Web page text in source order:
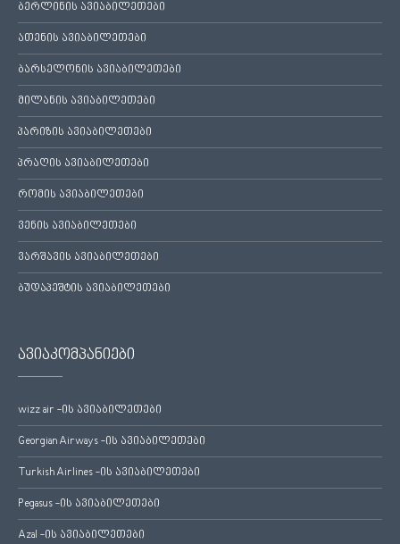
ბერლინის ავიაბილეთები
ათენის ავიაბილეთები
ბარსელონის ავიაბილეთები
მილანის ავიაბილეთები
პარიზის ავიაბილეთები
პრაღის ავიაბილეთები
რომის ავიაბილეთები
ვენის ავიაბილეთები
ვარშავის ავიაბილეთები
ბუდაპეშტის ავიაბილეთები
ავიაკომპანიები
wizz air -ის ავიაბილეთები
Georgian Airways -ის ავიაბილეთები
Turkish Airlines -ის ავიაბილეთები
Pegasus -ის ავიაბილეთები
Azal -ის ავიაბილეთები